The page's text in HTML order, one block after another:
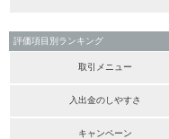
評価項目別ランキング
取引メニュー
入出金のしやすさ
キャンペーン